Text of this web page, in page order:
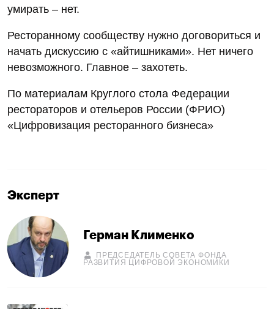
умирать – нет.
Ресторанному сообществу нужно договориться и
начать дискуссию с «айтишниками». Нет ничего
невозможного. Главное – захотеть.
По материалам Круглого стола Федерации
рестораторов и отельеров России (ФРИО)
«Цифровизация ресторанного бизнеса»
Эксперт
Герман Клименко
ПРЕДСЕДАТЕЛЬ СОВЕТА ФОНДА
РАЗВИТИЯ ЦИФРОВОЙ ЭКОНОМИКИ